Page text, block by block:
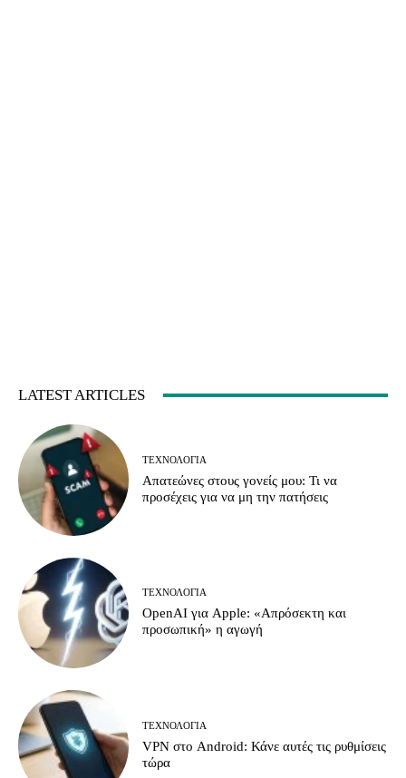
LATEST ARTICLES
ΤΕΧΝΟΛΟΓΊΑ
Απατεώνες στους γονείς μου: Τι να
προσέχεις για να μη την πατήσεις
ΤΕΧΝΟΛΟΓΊΑ
OpenAI για Apple: «Απρόσεκτη και
προσωπική» η αγωγή
ΤΕΧΝΟΛΟΓΊΑ
VPN στο Android: Κάνε αυτές τις ρυθμίσεις
τώρα